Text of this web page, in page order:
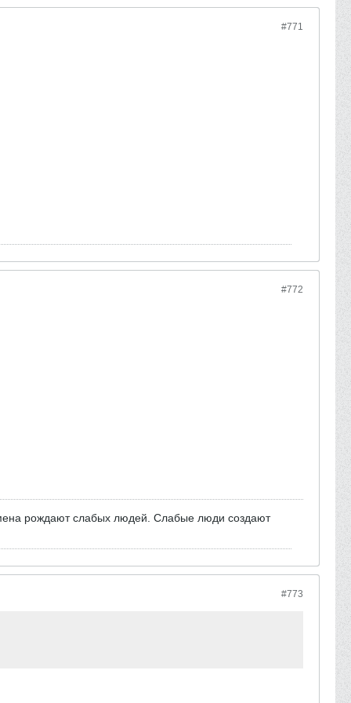
#771
#772
рождают слабых людей. Слабые люди создают
#773